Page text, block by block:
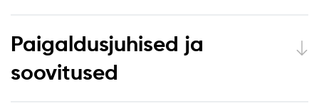
Paigaldusjuhised ja
soovitused